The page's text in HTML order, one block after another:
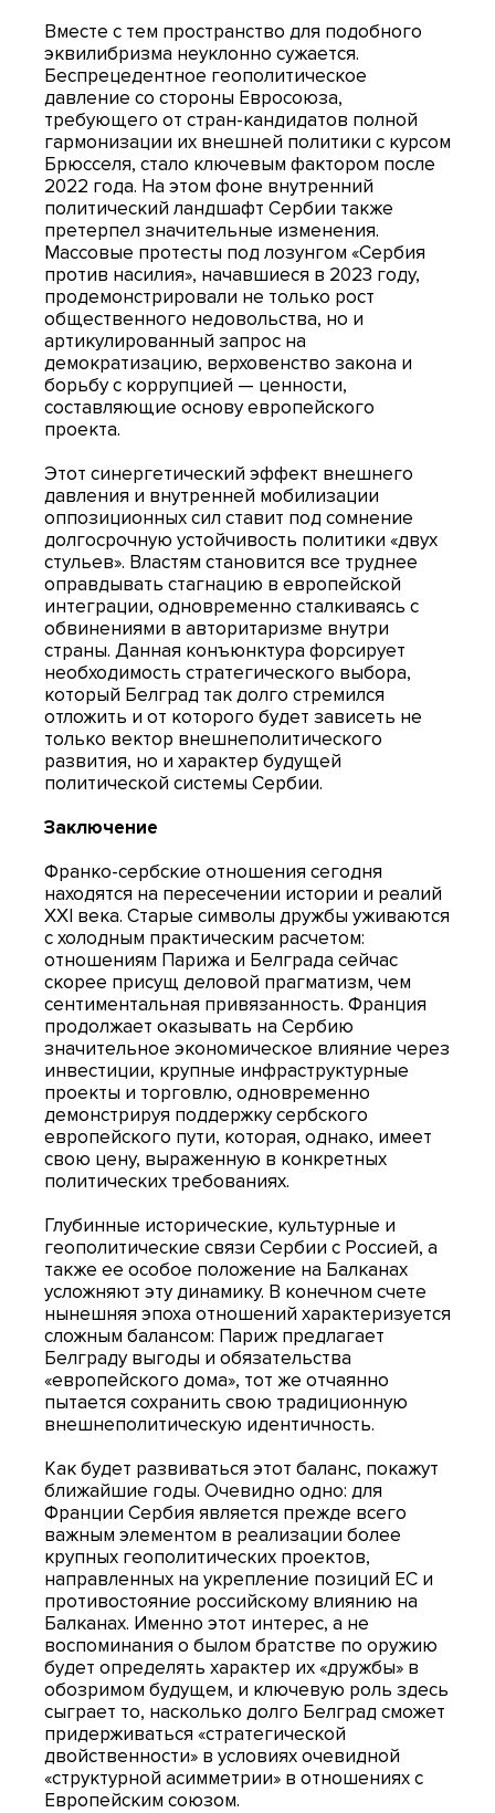
Вместе с тем пространство для подобного
эквилибризма неуклонно сужается.
Беспрецедентное геополитическое
давление со стороны Евросоюза,
требующего от стран-кандидатов полной
гармонизации их внешней политики с курсом
Брюсселя, стало ключевым фактором после
2022 года. На этом фоне внутренний
политический ландшафт Сербии также
претерпел значительные изменения.
Массовые протесты под лозунгом «Сербия
против насилия», начавшиеся в 2023 году,
продемонстрировали не только рост
общественного недовольства, но и
артикулированный запрос на
демократизацию, верховенство закона и
борьбу с коррупцией — ценности,
составляющие основу европейского
проекта.
Этот синергетический эффект внешнего
давления и внутренней мобилизации
оппозиционных сил ставит под сомнение
долгосрочную устойчивость политики «двух
стульев». Властям становится все труднее
оправдывать стагнацию в европейской
интеграции, одновременно сталкиваясь с
обвинениями в авторитаризме внутри
страны. Данная конъюнктура форсирует
необходимость стратегического выбора,
который Белград так долго стремился
отложить и от которого будет зависеть не
только вектор внешнеполитического
развития, но и характер будущей
политической системы Сербии.
Заключение
Франко-сербские отношения сегодня
находятся на пересечении истории и реалий
XXI века. Старые символы дружбы уживаются
с холодным практическим расчетом:
отношениям Парижа и Белграда сейчас
скорее присущ деловой прагматизм, чем
сентиментальная привязанность. Франция
продолжает оказывать на Сербию
значительное экономическое влияние через
инвестиции, крупные инфраструктурные
проекты и торговлю, одновременно
демонстрируя поддержку сербского
европейского пути, которая, однако, имеет
свою цену, выраженную в конкретных
политических требованиях.
Глубинные исторические, культурные и
геополитические связи Сербии с Россией, а
также ее особое положение на Балканах
усложняют эту динамику. В конечном счете
нынешняя эпоха отношений характеризуется
сложным балансом: Париж предлагает
Белграду выгоды и обязательства
«европейского дома», тот же отчаянно
пытается сохранить свою традиционную
внешнеполитическую идентичность.
Как будет развиваться этот баланс, покажут
ближайшие годы. Очевидно одно: для
Франции Сербия является прежде всего
важным элементом в реализации более
крупных геополитических проектов,
направленных на укрепление позиций ЕС и
противостояние российскому влиянию на
Балканах. Именно этот интерес, а не
воспоминания о былом братстве по оружию
будет определять характер их «дружбы» в
обозримом будущем, и ключевую роль здесь
сыграет то, насколько долго Белград сможет
придерживаться «стратегической
двойственности» в условиях очевидной
«структурной асимметрии» в отношениях с
Европейским союзом.